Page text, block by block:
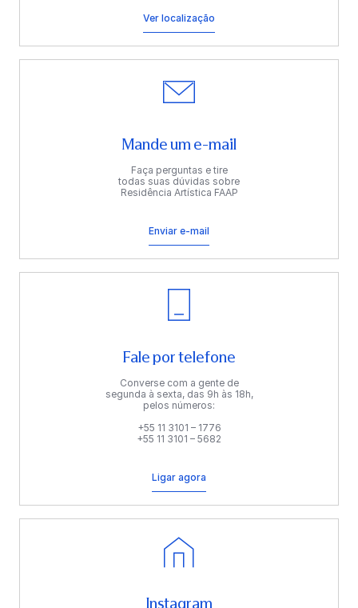
Ver localização
Mande um e-mail
Faça perguntas e tire
todas suas dúvidas sobre
Residência Artística FAAP
Enviar e-mail
Fale por telefone
Converse com a gente de
segunda à sexta, das 9h às 18h,
pelos números:
+55 11 3101 – 1776
+55 11 3101 – 5682
Ligar agora
Instagram